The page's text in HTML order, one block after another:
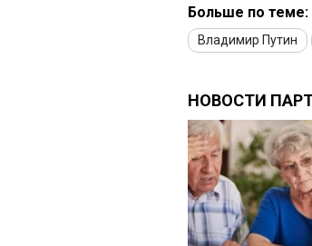
Больше по теме:
Владимир Путин